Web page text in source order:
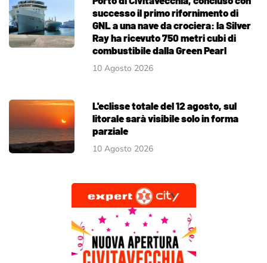
successo il primo rifornimento di
GNL a una nave da crociera: la Silver
Ray ha ricevuto 750 metri cubi di
combustibile dalla Green Pearl
10 Agosto 2026
L'eclisse totale del 12 agosto, sul
litorale sarà visibile solo in forma
parziale
10 Agosto 2026